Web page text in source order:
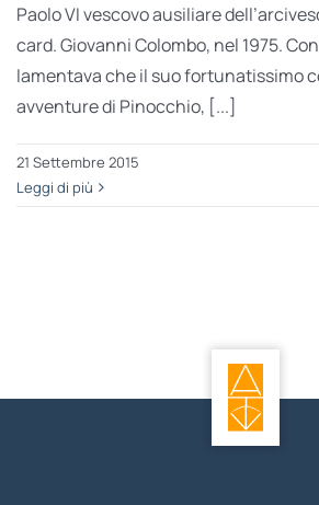
Paolo VI vescovo ausiliare
card. Giovanni Colombo, nel 1975.
lamentava che il suo fortunatissimo
avventure di Pinocchio, [...]
21 Settembre 2015
Leggi di più